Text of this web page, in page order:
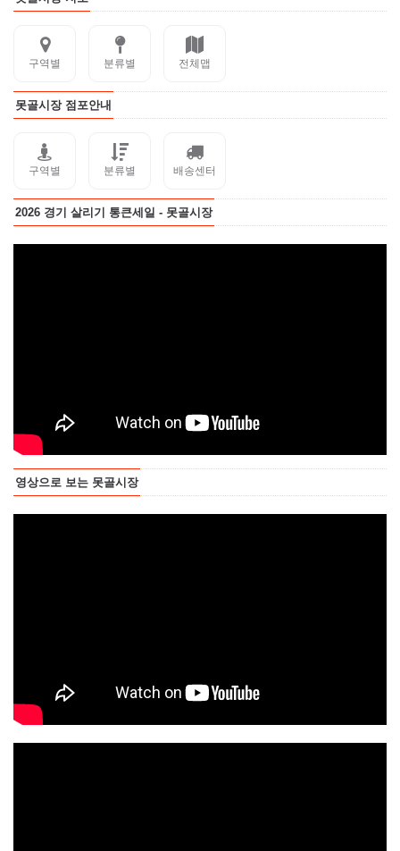
구역별 분류별 전체맵
못골시장 점포안내
구역별 분류별 배송센터
2026 경기 살리기 통큰세일 - 못골시장
영상으로 보는 못골시장